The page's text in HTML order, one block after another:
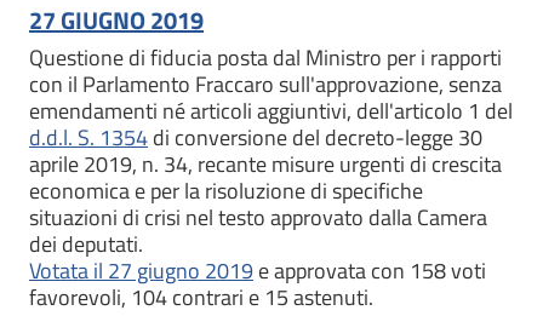
27 GIUGNO 2019
Questione di fiducia posta dal Ministro per i rapporti
con il Parlamento Fraccaro sull'approvazione, senza
emendamenti né articoli aggiuntivi, dell'articolo 1 del
d.d.l. S. 1354di conversione del decreto-legge 30
aprile 2019, n. 34, recante misure urgenti di crescita
economica e per la risoluzione di specifiche
situazioni di crisi nel testo approvato dalla Camera
dei deputati.
Votata il 27 giugno 2019e approvata con 158 voti
favorevoli, 104 contrari e 15 astenuti.